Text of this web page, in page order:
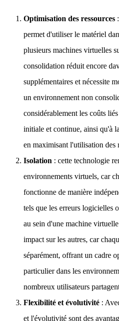
Optimisation des ressources
permet d'utiliser le matériel
plusieurs machines virtuelles
consolidation réduit encore
supplémentaires et nécessite
un environnement non
considérablement les coûts
initiale et continue, ainsi qu'à
en maximisant l'utilisation des
Isolation : cette technologie
environnements virtuels, car
fonctionne de manière
tels que les erreurs logicielles
au sein d'une machine
impact sur les autres, car
séparément, offrant un cadre
particulier dans les
nombreux utilisateurs
Flexibilité et évolutivité :
et l'évolutivité sont des